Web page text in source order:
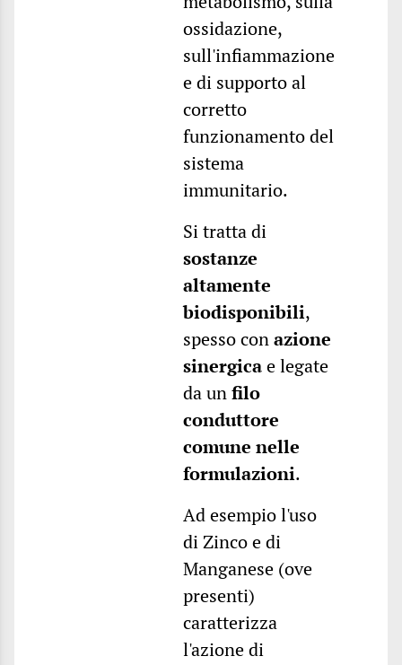
ossidazione,
sull'infiammazione
e di supporto al
corretto
funzionamento del
sistema
immunitario.
Si tratta di
sostanze
altamente
biodisponibili,
spesso conazione
sinergicae legate
da unfilo
conduttore
comune nelle
formulazioni.
Ad esempio l'uso
di Zinco e di
Manganese (ove
presenti)
caratterizza
l'azione di